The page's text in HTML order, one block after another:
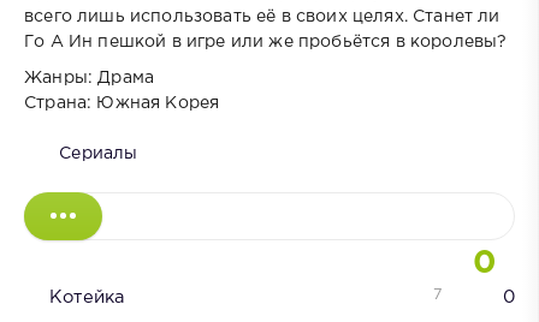
всего лишь использовать её в своих целях. Станет ли
Го А Ин пешкой в игре или же пробьётся в королевы?
Жанры: Драма
Страна: Южная Корея
Сериалы
0
Котейка 0
7